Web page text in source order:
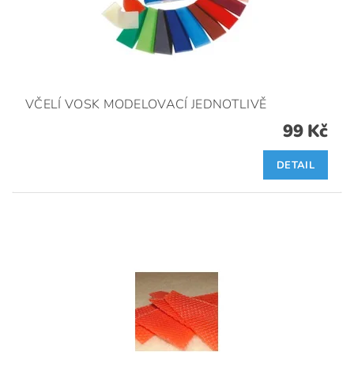
VČELÍ VOSK MODELOVACÍ JEDNOTLIVĚ
99 Kč
DETAIL